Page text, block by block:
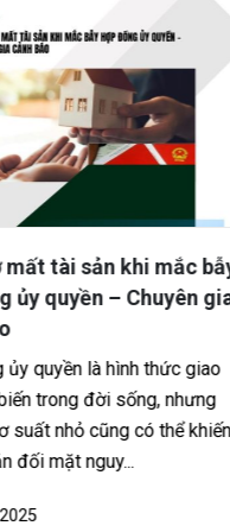
mất tài sản khi mắc bẫy
ủy quyền – Chuyên gia
quyền là hình thức giao
trong đời sống, nhưng
suất nhỏ cũng có thể khiến
đối mặt nguy...